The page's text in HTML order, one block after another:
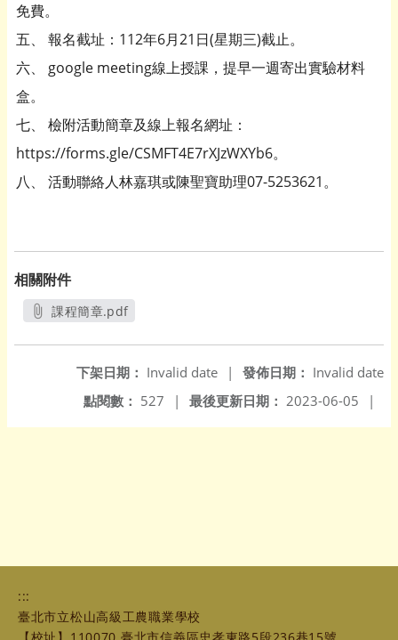
免費。
五、 報名截址：112年6月21日(星期三)截止。
六、 google meeting線上授課，提早一週寄出實驗材料
盒。
七、 檢附活動簡章及線上報名網址：
https://forms.gle/CSMFT4E7rXJzWXYb6。
八、 活動聯絡人林嘉琪或陳聖寶助理07-5253621。
相關附件
課程簡章.pdf
發佈日期： Invalid date
下架日期： Invalid date
|
最後更新日期： 2023-06-05 |
點閱數： 527 |
:::
臺北市立松山高級工農職業學校